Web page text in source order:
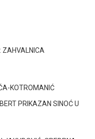
ZAHVALNICA
KOTROMANIĆ
PRIKAZAN SINOĆ U